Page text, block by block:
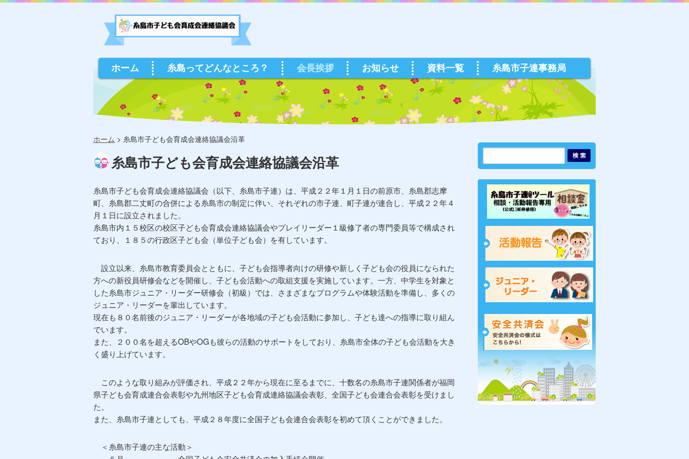
ホーム 糸島ってどんなところ？ 会長挨拶 お知らせ 資料一覧 糸島市子連事務局
ホーム > 糸島市子ども会育成会連絡協議会沿革
糸島市子ども会育成会連絡協議会沿革
糸島市子ども会育成会連絡協議会（以下、糸島市子連）は、平成２２年１月１日の前原市、糸島郡志摩
町、糸島郡二丈町の合併による糸島市の制定に伴い、それぞれの市子連、町子連が連合し、平成２２年４
月１日に設立されました。
糸島市内１５校区の校区子ども会育成会連絡協議会やプレイリーダー１級修了者の専門委員等で構成され
ており、１８５の行政区子ども会（単位子ども会）を有しています。
設立以来、糸島市教育委員会とともに、子ども会指導者向けの研修や新しく子ども会の役員になられた
方への新役員研修会などを開催し、子ども会活動への取組支援を実施しています。一方、中学生を対象と
した糸島市ジュニア・リーダー研修会（初級）では、さまざまなプログラムや体験活動を準備し、多くの
ジュニア・リーダーを輩出しています。
現在も８０名前後のジュニア・リーダーが各地域の子ども会活動に参加し、子ども達への指導に取り組ん
でいます。
また、２００名を超えるOBやOGも彼らの活動のサポートをしており、糸島市全体の子ども会活動を大き
く盛り上げています。
このような取り組みが評価され、平成２２年から現在に至るまでに、十数名の糸島市子連関係者が福岡
県子ども会育成連合会表彰や九州地区子ども会育成連絡協議会表彰、全国子ども会連合会表彰を受けまし
た。
また、糸島市子連としても、平成２８年度に全国子ども会連合会表彰を初めて頂くことができました。
＜糸島市子連の主な活動＞